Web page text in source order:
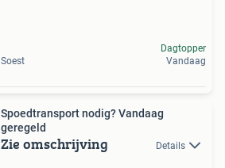
Soest
Dagtopper
Vandaag
Spoedtransport nodig? Vandaag
geregeld
Zie omschrijving Details